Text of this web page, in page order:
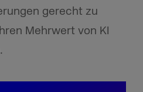
gerecht zu
Mehrwert von KI